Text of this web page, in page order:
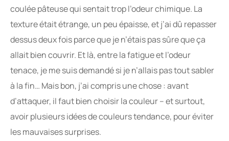
coulée pâteuse qui sentait trop l’odeur chimique. La
texture était étrange, un peu épaisse, et j’ai dû repasser
dessus deux fois parce que je n’étais pas sûre que ça
allait bien couvrir. Et là, entre la fatigue et l’odeur
tenace, je me suis demandé si je n’allais pas tout sabler
à la fin… Mais bon, j’ai compris une chose : avant
d’attaquer, il faut bien choisir la couleur – et surtout,
avoir plusieurs idées de couleurs tendance, pour éviter
les mauvaises surprises.